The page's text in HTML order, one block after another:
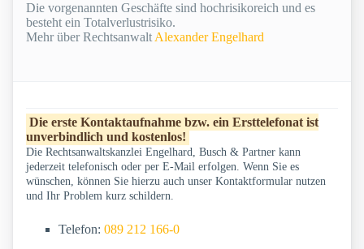
Die vorgenannten Geschäfte sind hochrisikoreich und es
besteht ein Totalverlustrisiko.
Mehr über Rechtsanwalt Alexander Engelhard
Die erste Kontaktaufnahme bzw. ein Ersttelefonat ist
unverbindlich und kostenlos!
Die Rechtsanwaltskanzlei Engelhard, Busch & Partner kann
jederzeit telefonisch oder per E-Mail erfolgen. Wenn Sie es
wünschen, können Sie hierzu auch unser Kontaktformular nutzen
und Ihr Problem kurz schildern.
Telefon: 089 212 166-0